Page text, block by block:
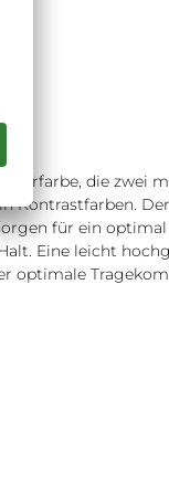
die zwei
Kontrastfarben.
für ein
Eine leicht
optimale